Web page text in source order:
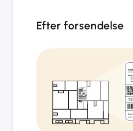
Efter forsendelse